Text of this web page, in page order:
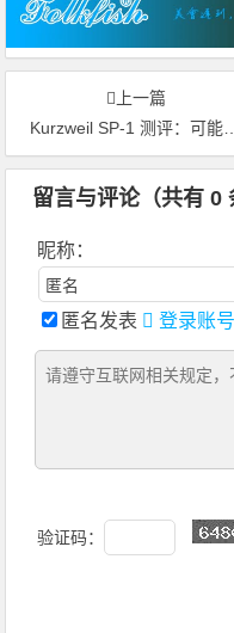
上一篇
Kurzweil SP-1 测评：可能不会让你一眼爱上我，那就看多两眼
留言与评论（共有0
昵称：
匿名发表 登录账号
验证码：